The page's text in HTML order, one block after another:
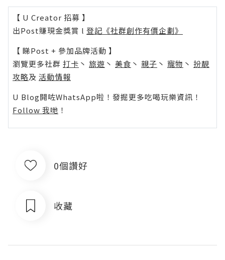
【 U Creator 招募 】
出Post賺現金獎賞 l 登記《社群創作有價企劃》
【 睇Post + 參加品牌活動 】
瀏覽更多社群 打卡 丶 旅遊 丶 美食 丶 親子 丶 寵物 丶 扮靚
攻略及 活動情報
U Blog開咗WhatsApp啦！發掘更多吃喝玩樂資訊！
Follow 我哋 ！
0個讚好
收藏